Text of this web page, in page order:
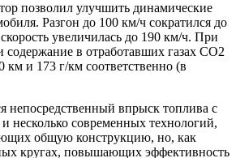
позволил улучшить динамические
Разгон до 100 км/ч сократился до
увеличилась до 190 км/ч. При
содержание в отработавших газах СО2
км и 173 г/км соответственно (в
непосредственный впрыск топлива с
несколько современных технологий,
общую конструкцию, но, как
кругах, повышающих эффективность